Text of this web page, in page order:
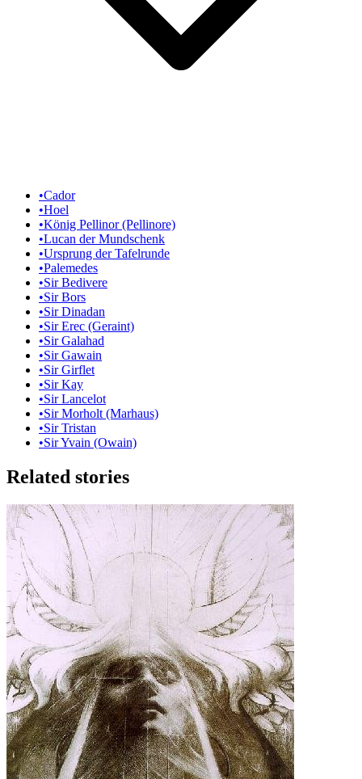
•Cador
•Hoel
•König Pellinor (Pellinore)
•Lucan der Mundschenk
•Ursprung der Tafelrunde
•Palemedes
•Sir Bedivere
•Sir Bors
•Sir Dinadan
•Sir Erec (Geraint)
•Sir Galahad
•Sir Gawain
•Sir Girflet
•Sir Kay
•Sir Lancelot
•Sir Morholt (Marhaus)
•Sir Tristan
•Sir Yvain (Owain)
Related stories